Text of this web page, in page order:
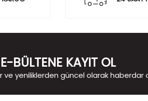
E-BÜLTENE KAYIT OL
ve yeniliklerden güncel olarak haberdar